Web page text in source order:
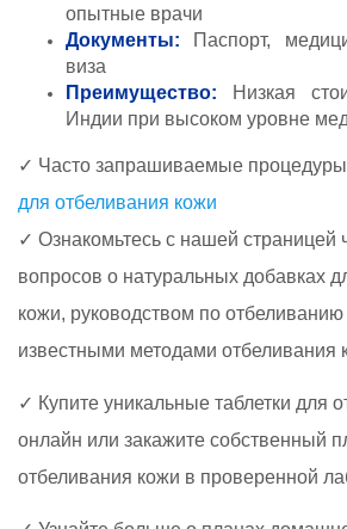
опытные врачи
Документы: Паспорт,
виза
Преимущество:
Низкая
Индии при высоком уровне
✓ Часто запрашиваемые
для отбеливания кожи
✓ Ознакомьтесь с нашей страницей
вопросов о натуральных добавках
кожи, руководством по
известными методами отбеливания
✓ Купите уникальные таблетки для
онлайн или закажите собственный
отбеливания кожи в проверенной